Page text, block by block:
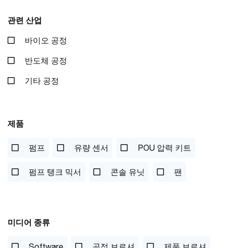
관련 산업
바이오 공정
반도체 공정
기타 공정
제품
펌프 유량 센서 POU 압력 키트
펌프 탱크 믹서 콘솔 유닛 팬
미디어 종류